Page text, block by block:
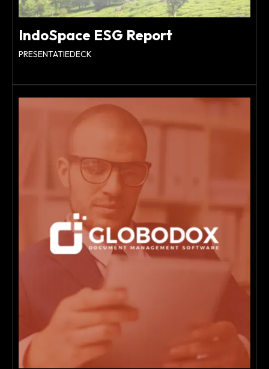
IndoSpace ESG Report
PRESENTATIEDECK